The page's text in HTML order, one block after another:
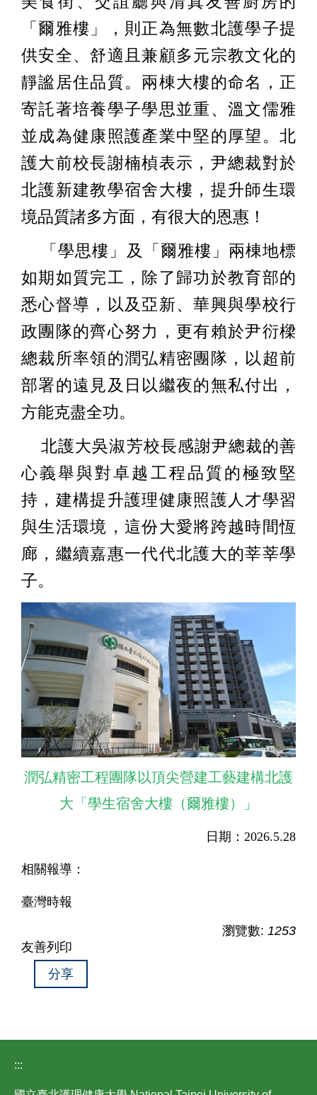
「爾雅樓」，則正為無數北護學子提
供安全、舒適且兼顧多元宗教文化的
靜謐居住品質。兩棟大樓的命名，正
寄託著培養學子學思並重、溫文儒雅
並成為健康照護產業中堅的厚望。北
護大前校長謝楠楨表示，尹總裁對於
北護新建教學宿舍大樓，提升師生環
境品質諸多方面，有很大的恩惠！
「學思樓」及「爾雅樓」兩棟地標
如期如質完工，除了歸功於教育部的
悉心督導，以及亞新、華興與學校行
政團隊的齊心努力，更有賴於尹衍樑
總裁所率領的潤弘精密團隊，以超前
部署的遠見及日以繼夜的無私付出，
方能克盡全功。
北護大吳淑芳校長感謝尹總裁的善
心義舉與對卓越工程品質的極致堅
持，建構提升護理健康照護人才學習
與生活環境，這份大愛將跨越時間恆
廊，繼續嘉惠一代代北護大的莘莘學
子。
潤弘精密工程團隊以頂尖營建工藝建構北護
大「學生宿舍大樓（爾雅樓）」
日期：2026.5.28
相關報導：
臺灣時報
瀏覽數: 1253
友善列印
分享
:::